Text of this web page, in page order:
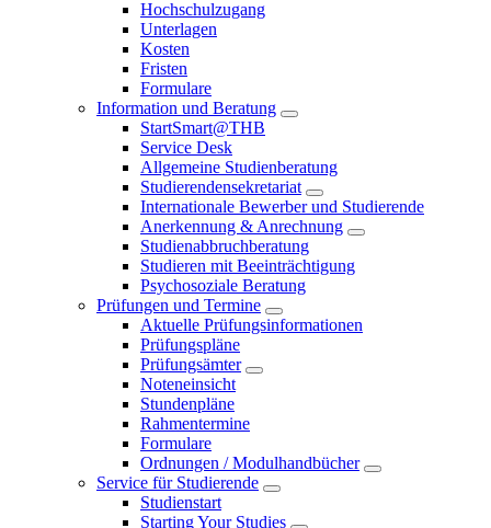
Hochschulzugang
Unterlagen
Kosten
Fristen
Formulare
Information und Beratung
StartSmart@THB
Service Desk
Allgemeine Studienberatung
Studierendensekretariat
Internationale Bewerber und Studierende
Anerkennung & Anrechnung
Studienabbruchberatung
Studieren mit Beeinträchtigung
Psychosoziale Beratung
Prüfungen und Termine
Aktuelle Prüfungsinformationen
Prüfungspläne
Prüfungsämter
Noteneinsicht
Stundenpläne
Rahmentermine
Formulare
Ordnungen / Modulhandbücher
Service für Studierende
Studienstart
Starting Your Studies